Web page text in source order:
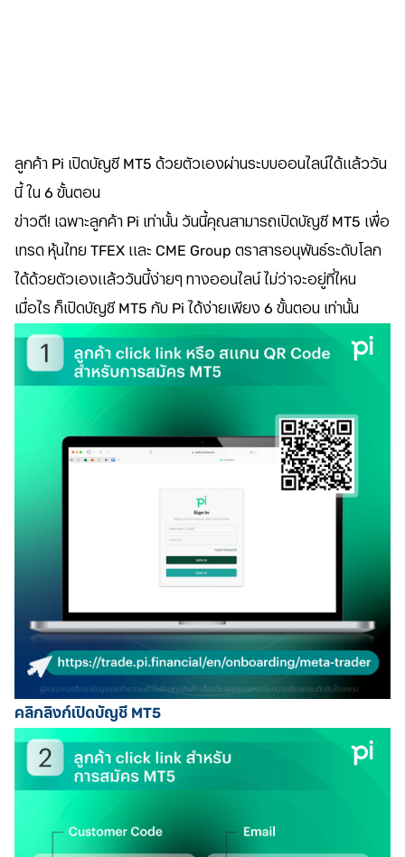
ลูกค้า Pi เปิดบัญชี MT5 ด้วยตัวเองผ่านระบบออนไลน์ได้แล้ววัน
นี้ ใน 6 ขั้นตอน
ข่าวดี! เฉพาะลูกค้า Pi เท่านั้น วันนี้คุณสามารถเปิดบัญชี MT5 เพื่อ
เทรด หุ้นไทย TFEX และ CME Group ตราสารอนุพันธ์ระดับโลก
ได้ด้วยตัวเองแล้ววันนี้ง่ายๆ ทางออนไลน์ ไม่ว่าจะอยู่ที่ไหน
เมื่อไร ก็เปิดบัญชี MT5 กับ Pi ได้ง่ายเพียง 6 ขั้นตอน เท่านั้น
คลิกลิงก์เปิดบัญชี MT5